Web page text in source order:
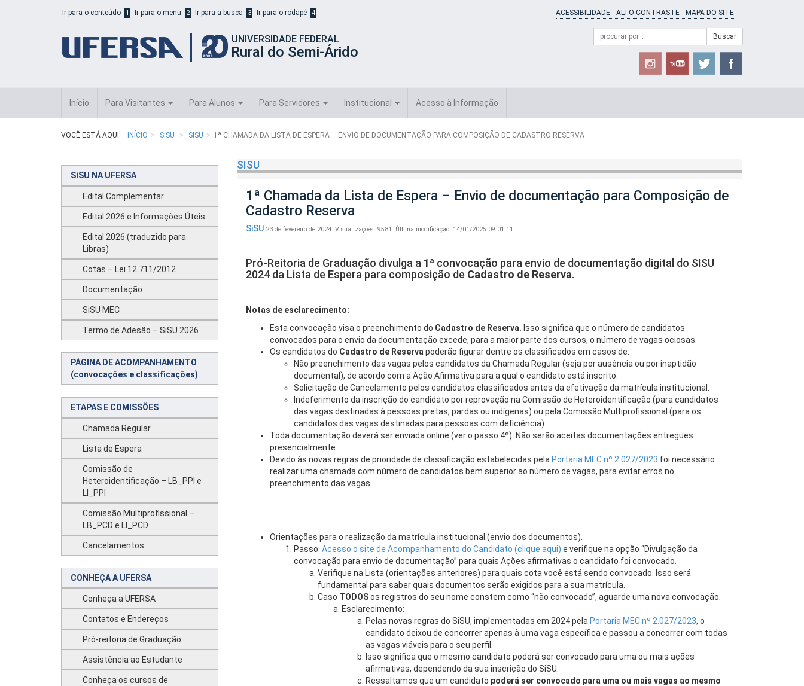
Ir para o conteúdo 1 Ir para o menu 2 Ir para a busca 3 Ir para o rodapé 4 ACESSIBILIDADE ALTO CONTRASTE MAPA DO SITE
UNIVERSIDADE FEDERAL
Rural do Semi-Árido
Formulário
Campo
de
Buscar
Início Para Visitantes Para Alunos Para Servidores Institucional Acesso à Informação
VOCÊ ESTÁ AQUI: INÍCIO SISU SISU 1ª CHAMADA DA LISTA DE ESPERA – ENVIO DE DOCUMENTAÇÃO PARA COMPOSIÇÃO DE CADASTRO RESERVA
SiSU NA UFERSA
Edital Complementar
Edital 2026 e Informações Úteis
Edital 2026 (traduzido para
Libras)
Cotas – Lei 12.711/2012
Documentação
SiSU MEC
Termo de Adesão – SiSU 2026
PÁGINA DE ACOMPANHAMENTO
(convocações e classificações)
ETAPAS E COMISSÕES
Chamada Regular
Lista de Espera
Comissão de
Heteroidentificação – LB_PPI e
LI_PPI
Comissão Multiprofissional –
LB_PCD e LI_PCD
Cancelamentos
CONHEÇA A UFERSA
Conheça a UFERSA
Contatos e Endereços
Pró-reitoria de Graduação
Assistência ao Estudante
Conheça os cursos de
SISU
1ª Chamada da Lista de Espera – Envio de documentação para Composição de
Cadastro Reserva
SiSU 23 de fevereiro de 2024. Visualizações: 9581. Última modificação: 14/01/2025 09:01:11
Pró-Reitoria de Graduação divulga a 1ª convocação para envio de documentação digital do SISU
2024 da Lista de Espera para composição de Cadastro de Reserva.
Notas de esclarecimento:
Esta convocação visa o preenchimento do Cadastro de Reserva. Isso significa que o número de candidatos
convocados para o envio da documentação excede, para a maior parte dos cursos, o número de vagas ociosas.
Os candidatos do Cadastro de Reserva poderão figurar dentre os classificados em casos de:
Não preenchimento das vagas pelos candidatos da Chamada Regular (seja por ausência ou por inaptidão
documental), de acordo com a Ação Afirmativa para a qual o candidato está inscrito.
Solicitação de Cancelamento pelos candidatos classificados antes da efetivação da matrícula institucional.
Indeferimento da inscrição do candidato por reprovação na Comissão de Heteroidentificação (para candidatos
das vagas destinadas à pessoas pretas, pardas ou indígenas) ou pela Comissão Multiprofissional (para os
candidatos das vagas destinadas para pessoas com deficiência).
Toda documentação deverá ser enviada online (ver o passo 4º). Não serão aceitas documentações entregues
presencialmente.
Devido às novas regras de prioridade de classificação estabelecidas pela Portaria MEC nº 2.027/2023 foi necessário
realizar uma chamada com número de candidatos bem superior ao número de vagas, para evitar erros no
preenchimento das vagas.
Orientações para o realização da matrícula institucional (envio dos documentos).
Passo: Acesso o site de Acompanhamento do Candidato (clique aqui) e verifique na opção “Divulgação da
convocação para envio de documentação” para quais Ações afirmativas o candidato foi convocado.
Verifique na Lista (orientações anteriores) para quais cota você está sendo convocado. Isso será
fundamental para saber quais documentos serão exigidos para a sua matrícula.
Caso TODOSos registros do seu nome constem como “não convocado”, aguarde uma nova convocação.
Esclarecimento:
Pelas novas regras do SiSU, implementadas em 2024 pela Portaria MEC nº 2.027/2023, o
candidato deixou de concorrer apenas à uma vaga específica e passou a concorrer com todas
as vagas viáveis para o seu perfil.
Isso significa que o mesmo candidato poderá ser convocado para uma ou mais ações
afirmativas, dependendo da sua inscrição do SiSU.
Ressaltamos que um candidato poderá ser convocado para uma ou mais vagas ao mesmo